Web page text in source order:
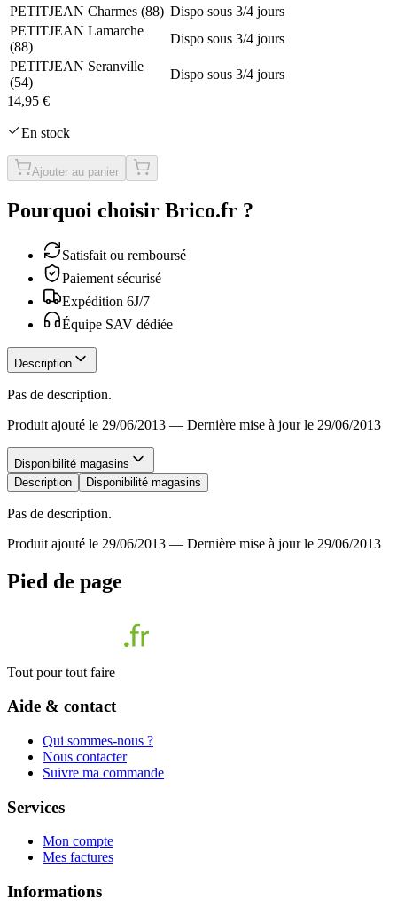
PETITJEAN Charmes (88) Dispo sous 3/4 jours
PETITJEAN Lamarche
(88)
Dispo sous 3/4 jours
PETITJEAN Seranville
(54)
Dispo sous 3/4 jours
14,95 €
En stock
Ajouter au panier
Pourquoi choisir Brico.fr ?
Satisfait ou remboursé
Paiement sécurisé
Expédition 6J/7
Équipe SAV dédiée
Description
Pas de description.
Produit ajouté le 29/06/2013 — Dernière mise à jour le 29/06/2013
Disponibilité magasins
Description
Disponibilité magasins
Pas de description.
Produit ajouté le 29/06/2013 — Dernière mise à jour le 29/06/2013
Pied de page
Tout pour tout faire
Aide & contact
Qui sommes-nous ?
Nous contacter
Suivre ma commande
Services
Mon compte
Mes factures
Informations